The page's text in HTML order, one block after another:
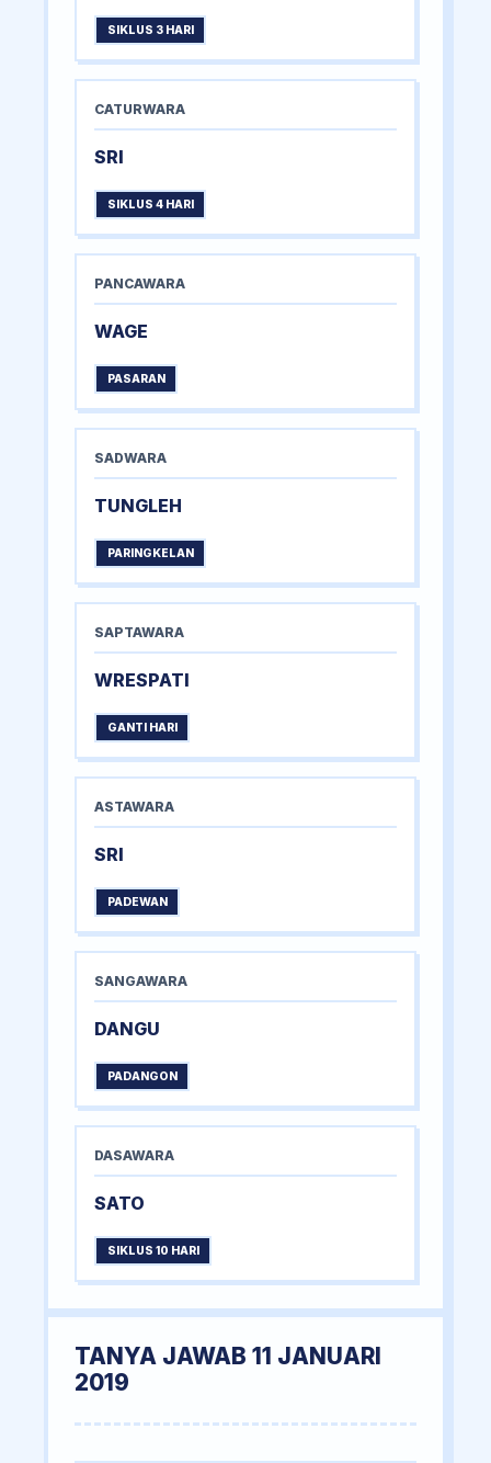
SIKLUS 3 HARI
CATURWARA
SRI
SIKLUS 4 HARI
PANCAWARA
WAGE
PASARAN
SADWARA
TUNGLEH
PARINGKELAN
SAPTAWARA
WRESPATI
GANTI HARI
ASTAWARA
SRI
PADEWAN
SANGAWARA
DANGU
PADANGON
DASAWARA
SATO
SIKLUS 10 HARI
TANYA JAWAB 11 JANUARI
2019